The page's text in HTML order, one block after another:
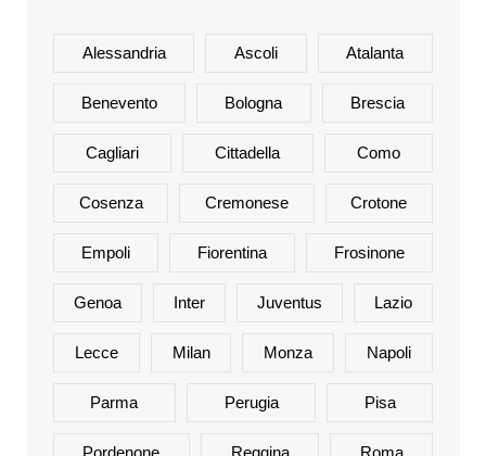
Alessandria Ascoli Atalanta
Benevento Bologna Brescia
Cagliari Cittadella Como
Cosenza Cremonese Crotone
Empoli Fiorentina Frosinone
Genoa Inter Juventus Lazio
Lecce Milan Monza Napoli
Parma Perugia Pisa